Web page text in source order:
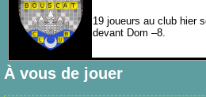
19 joueurs au club hier
devant Dom –8.
À vous de jouer